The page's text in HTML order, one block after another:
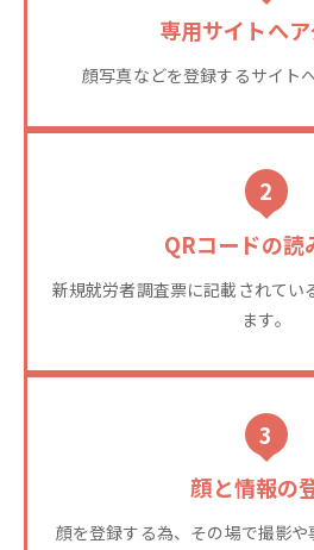
専用サイトへ
顔写真などを登録するサイト
2
QRコードの読
新規就労者調査票に記載されてい
ます。
3
顔と情報の
顔を登録する為、その場で撮影